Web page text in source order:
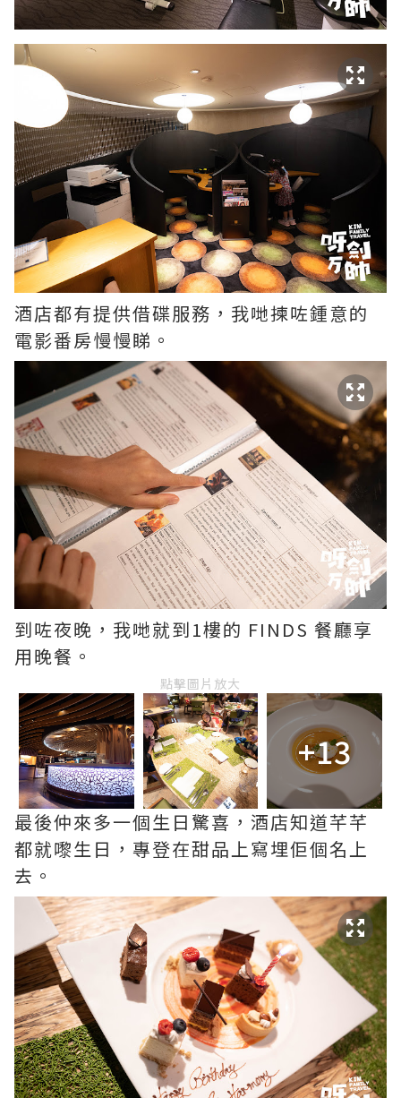
酒店都有提供借碟服務，我哋揀咗鍾意的
電影番房慢慢睇。
到咗夜晚，我哋就到1樓的 FINDS 餐廳享
用晚餐。
點擊圖片放大
+13
最後仲來多一個生日驚喜，酒店知道芊芊
都就嚟生日，專登在甜品上寫埋佢個名上
去。